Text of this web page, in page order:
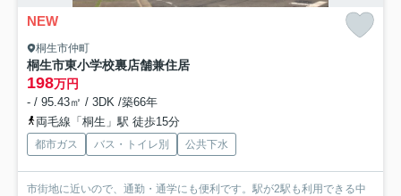
NEW
桐生市仲町
桐生市東小学校裏店舗兼住居
198万円
- / 95.43㎡ / 3DK /築66年
両毛線「桐生」駅 徒歩15分
都市ガス バス・トイレ別 公共下水
市街地に近いので、通勤・通学にも便利です。駅が2駅も利用できる中